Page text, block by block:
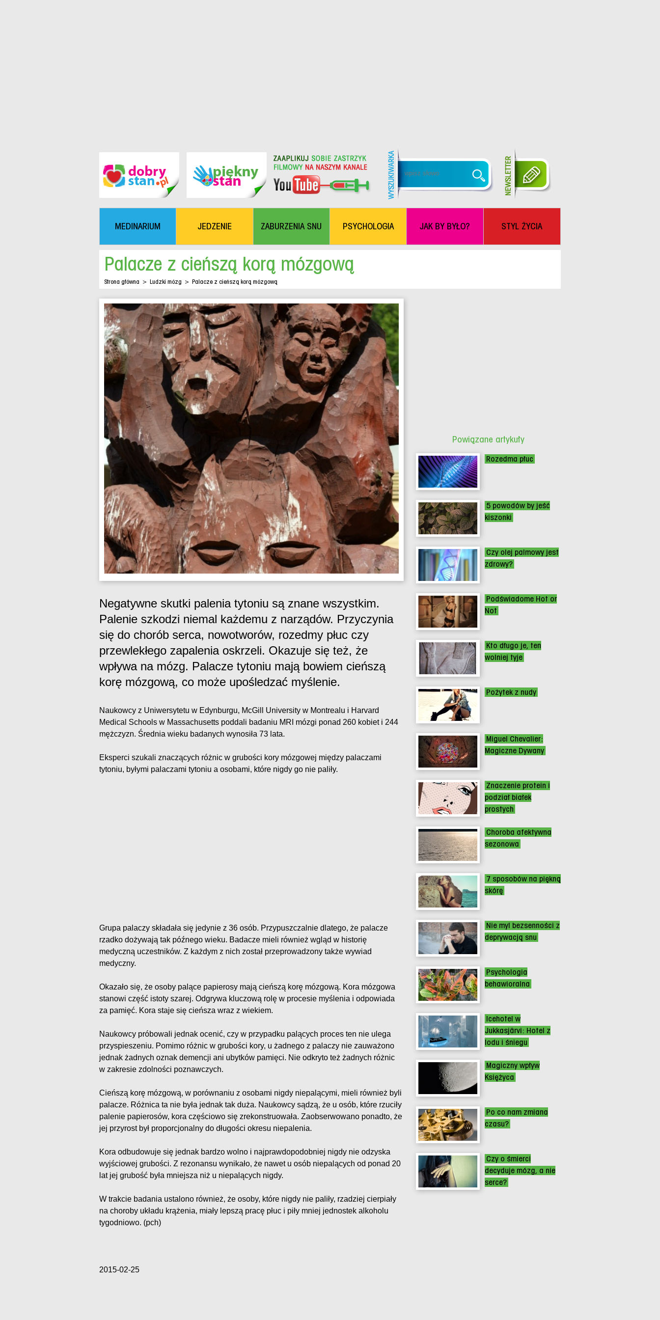
MEDINARIUM JEDZENIE ZABURZENIA SNU PSYCHOLOGIA JAK BY BYŁO? STYL ŻYCIA
Palacze z cieńszą korą mózgową
Strona główna > Ludzki mózg > Palacze z cieńszą korą mózgową
Negatywne skutki palenia tytoniu są znane wszystkim.
Palenie szkodzi niemal każdemu z narządów. Przyczynia
się do chorób serca, nowotworów, rozedmy płuc czy
przewlekłego zapalenia oskrzeli. Okazuje się też, że
wpływa na mózg. Palacze tytoniu mają bowiem cieńszą
korę mózgową, co może upośledzać myślenie.
Naukowcy z Uniwersytetu w Edynburgu, McGill University w Montrealu i Harvard
Medical Schools w Massachusetts poddali badaniu MRI mózgi ponad 260 kobiet i 244
mężczyzn. Średnia wieku badanych wynosiła 73 lata.
Eksperci szukali znaczących różnic w grubości kory mózgowej między palaczami
tytoniu, byłymi palaczami tytoniu a osobami, które nigdy go nie paliły.
Grupa palaczy składała się jedynie z 36 osób. Przypuszczalnie dlatego, że palacze
rzadko dożywają tak późnego wieku. Badacze mieli również wgląd w historię
medyczną uczestników. Z każdym z nich został przeprowadzony także wywiad
medyczny.
Okazało się, że osoby palące papierosy mają cieńszą korę mózgową. Kora mózgowa
stanowi część istoty szarej. Odgrywa kluczową rolę w procesie myślenia i odpowiada
za pamięć. Kora staje się cieńsza wraz z wiekiem.
Naukowcy próbowali jednak ocenić, czy w przypadku palących proces ten nie ulega
przyspieszeniu. Pomimo różnic w grubości kory, u żadnego z palaczy nie zauważono
jednak żadnych oznak demencji ani ubytków pamięci. Nie odkryto też żadnych różnic
w zakresie zdolności poznawczych.
Cieńszą korę mózgową, w porównaniu z osobami nigdy niepalącymi, mieli również byli
palacze. Różnica ta nie była jednak tak duża. Naukowcy sądzą, że u osób, które rzuciły
palenie papierosów, kora częściowo się zrekonstruowała. Zaobserwowano ponadto, że
jej przyrost był proporcjonalny do długości okresu niepalenia.
Kora odbudowuje się jednak bardzo wolno i najprawdopodobniej nigdy nie odzyska
wyjściowej grubości. Z rezonansu wynikało, że nawet u osób niepalących od ponad 20
lat jej grubość była mniejsza niż u niepalących nigdy.
W trakcie badania ustalono również, że osoby, które nigdy nie paliły, rzadziej cierpiały
na choroby układu krążenia, miały lepszą pracę płuc i piły mniej jednostek alkoholu
tygodniowo. (pch)
2015-02-25
Powiązane artykuły
Rozedma płuc
5 powodów by jeść
kiszonki
Czy olej palmowy jest
zdrowy?
Podświadome Hot or
Not
Kto długo je, ten
wolniej tyje
Pożytek z nudy
Miguel Chevalier:
Magiczne Dywany
Znaczenie protein i
podział białek
prostych
Choroba afektywna
sezonowa
7 sposobów na piękną
skórę
Nie myl bezsenności z
deprywacją snu
Psychologia
behawioralna
Icehotel w
Jukkasjärvi: Hotel z
lodu i śniegu
Magiczny wpływ
Księżyca
Po co nam zmiana
czasu?
Czy o śmierci
decyduje mózg, a nie
serce?